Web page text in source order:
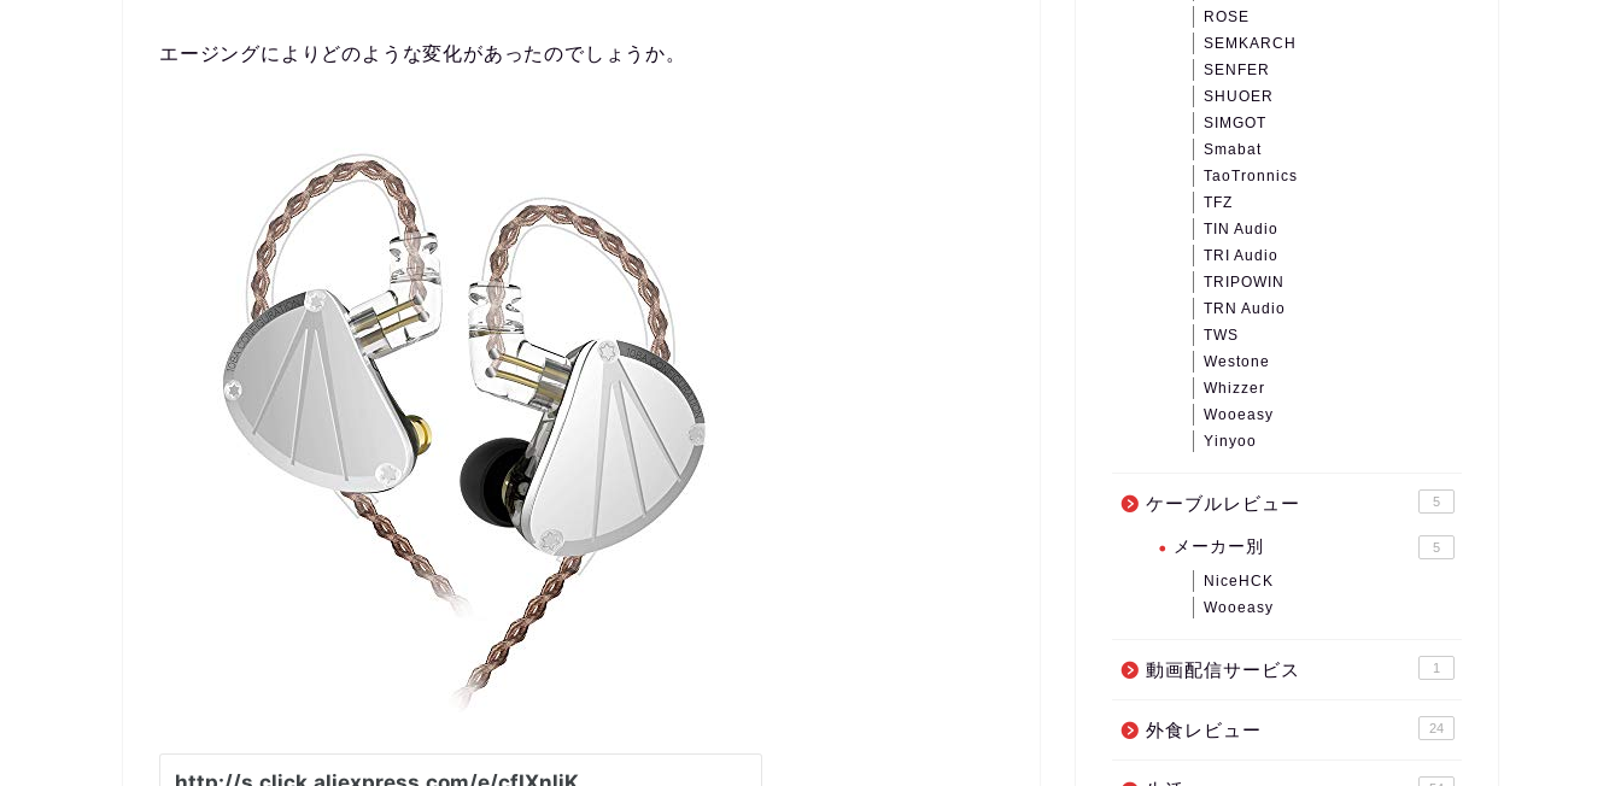
エージングによりどのような変化があったのでしょうか。
ROSE
SEMKARCH
SENFER
SHUOER
SIMGOT
Smabat
TaoTronnics
TFZ
TIN Audio
TRI Audio
TRIPOWIN
TRN Audio
TWS
Westone
Whizzer
Wooeasy
Yinyoo
ケーブルレビュー 5
メーカー別 5
NiceHCK
Wooeasy
動画配信サービス 1
外食レビュー 24